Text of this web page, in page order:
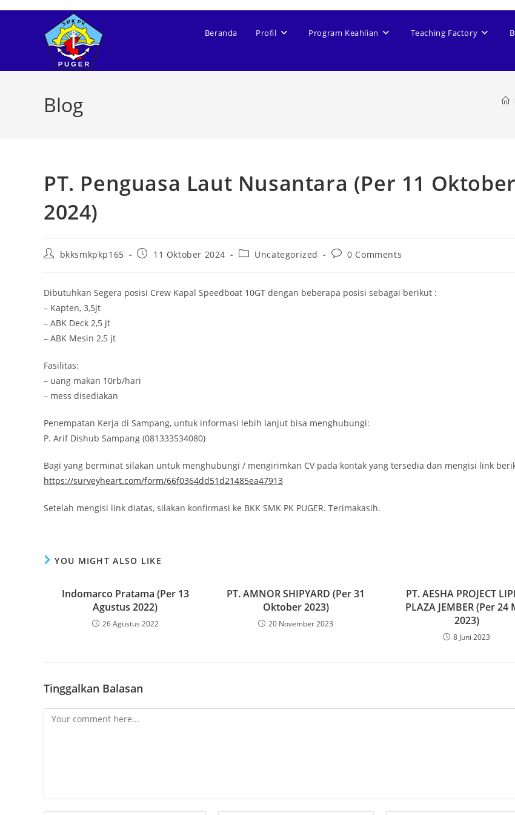
Beranda Profil Program Keahlian Teaching Factory
Blog
PT. Penguasa Laut Nusantara (Per 11 Oktober
2024)
Postbkksmkpkp165
Post11 Oktober 2024
PostUncategorized
Post0 Comments
Dibutuhkan Segera posisi Crew Kapal Speedboat 10GT dengan beberapa posisi sebagai berikut :
– Kapten, 3,5jt
– ABK Deck 2,5 jt
– ABK Mesin 2,5 jt
Fasilitas:
– uang makan 10rb/hari
– mess disediakan
Penempatan Kerja di Sampang, untuk informasi lebih lanjut bisa menghubungi:
P. Arif Dishub Sampang (081333534080)
Bagi yang berminat silakan untuk menghubungi / mengirimkan CV pada kontak yang tersedia dan mengisi link
https://surveyheart.com/form/66f0364dd51d21485ea47913
Setelah mengisi link diatas, silakan konfirmasi ke BKK SMK PK PUGER. Terimakasih.
YOU MIGHT ALSO LIKE
Indomarco Pratama (Per 13
Agustus 2022)
26 Agustus 2022
PT. AMNOR SHIPYARD (Per 31
Oktober 2023)
20 November 2023
PT. AESHA PROJECT
PLAZA JEMBER (Per 24
2023)
8 Juni 2023
Tinggalkan Balasan
Comment